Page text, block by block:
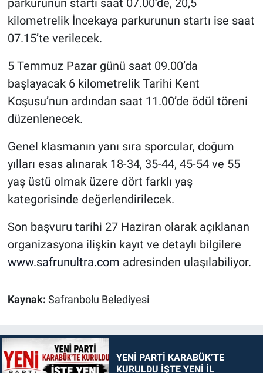
parkurunun startı saat 07.00’de, 20,5
kilometrelik İncekaya parkurunun startı ise saat
07.15’te verilecek.
5 Temmuz Pazar günü saat 09.00’da
başlayacak 6 kilometrelik Tarihi Kent
Koşusu’nun ardından saat 11.00’de ödül töreni
düzenlenecek.
Genel klasmanın yanı sıra sporcular, doğum
yılları esas alınarak 18-34, 35-44, 45-54 ve 55
yaş üstü olmak üzere dört farklı yaş
kategorisinde değerlendirilecek.
Son başvuru tarihi 27 Haziran olarak açıklanan
organizasyona ilişkin kayıt ve detaylı bilgilere
www.safrunultra.com adresinden ulaşılabiliyor.
Kaynak: Safranbolu Belediyesi
YENİ PARTİ KARABÜK’TE
KURULDU İŞTE YENİ İL